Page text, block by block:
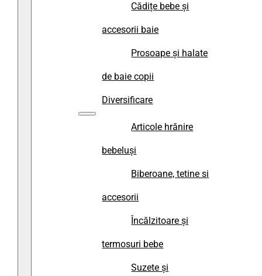
Cădițe bebe și
accesorii baie
Prosoape și halate
de baie copii
Diversificare
Articole hrănire
bebeluși
Biberoane, tetine si
accesorii
Încălzitoare și
termosuri bebe
Suzete și